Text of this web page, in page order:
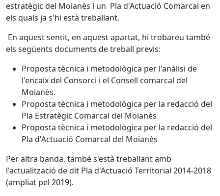
estratègic del Moianès i un Pla d'Actuació Comarcal en
els quals ja s'hi està treballant.
En aquest sentit, en aquest apartat, hi trobareu també
els següents documents de treball previs:
Proposta tècnica i metodològica per l'anàlisi de
l'encaix del Consorci i el Consell comarcal del
Moianès.
Proposta tècnica i metodològica per la redacció del
Pla Estratègic Comarcal del Moianès
Proposta tècnica i metodològica per la redacció del
Pla d'Actuació Comarcal del Moianès
Per altra banda, també s'està treballant amb
l'actualització de dit Pla d'Actuació Territorial 2014-2018
(ampliat pel 2019).